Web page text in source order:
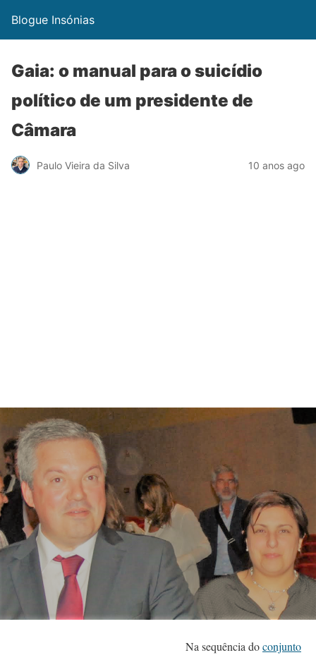
Blogue Insónias
Gaia: o manual para o suicídio
político de um presidente de
Câmara
Paulo Vieira da Silva 10 anos ago
Na sequência doconjunto